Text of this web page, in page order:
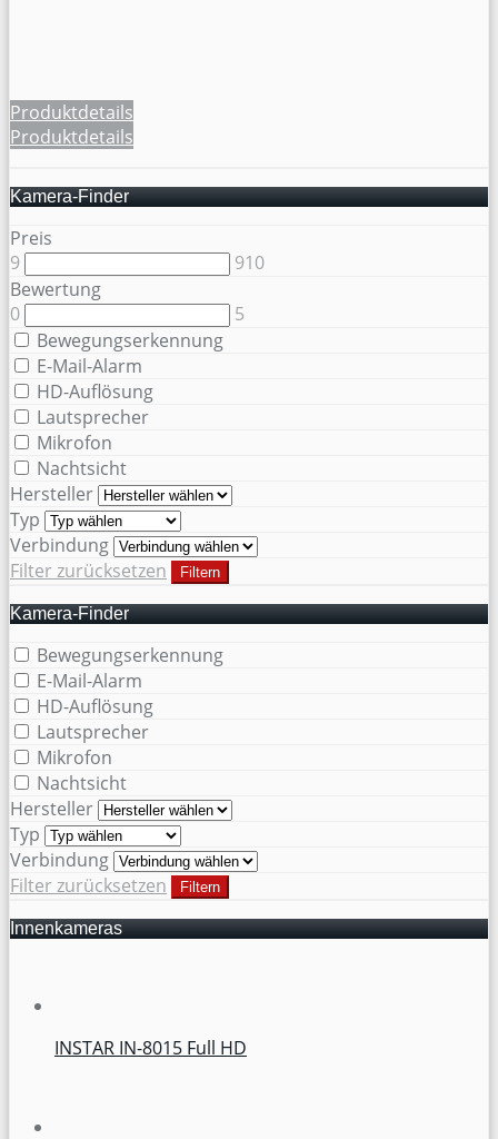
Produktdetails
Produktdetails
Kamera-Finder
Preis
9
910
Bewertung
0
5
Bewegungserkennung
E-Mail-Alarm
HD-Auflösung
Lautsprecher
Mikrofon
Nachtsicht
Hersteller
Typ
Verbindung
Filter zurücksetzen
Filtern
Kamera-Finder
Bewegungserkennung
E-Mail-Alarm
HD-Auflösung
Lautsprecher
Mikrofon
Nachtsicht
Hersteller
Typ
Verbindung
Filter zurücksetzen
Filtern
Innenkameras
INSTAR IN-8015 Full HD